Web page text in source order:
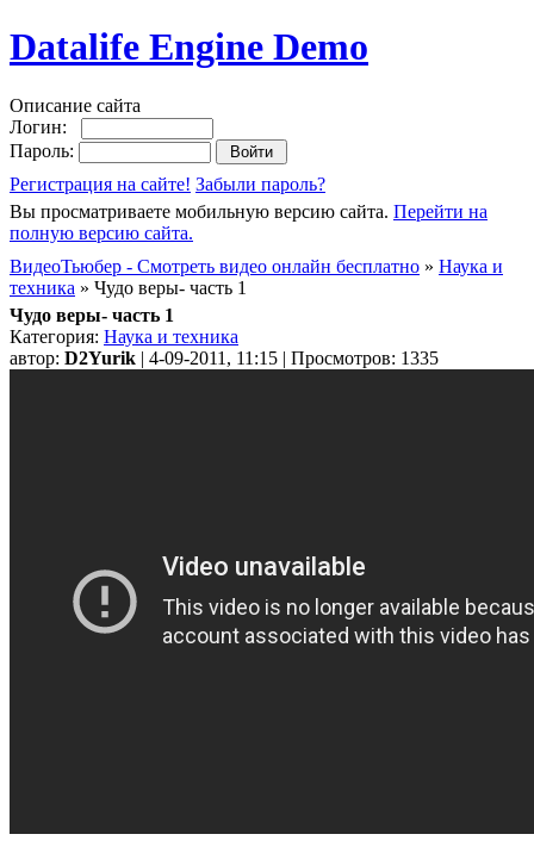
Datalife Engine Demo
Описание сайта
Логин:
Пароль:
Регистрация на сайте! Забыли пароль?
Вы просматриваете мобильную версию сайта. Перейти на
полную версию сайта.
ВидеоТьюбер - Смотреть видео онлайн бесплатно » Наука и
техника » Чудо веры- часть 1
Чудо веры- часть 1
Категория: Наука и техника
автор: D2Yurik | 4-09-2011, 11:15 | Просмотров: 1335